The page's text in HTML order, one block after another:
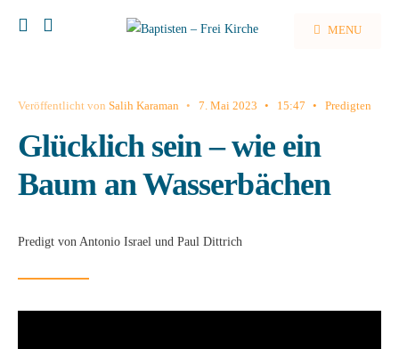
MENU
Veröffentlicht von Salih Karaman • 7. Mai 2023 • 15:47 • Predigten
Glücklich sein – wie ein
Baum an Wasserbächen
Predigt von Antonio Israel und Paul Dittrich